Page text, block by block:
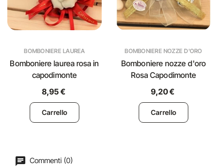
BOMBONIERE LAUREA
Bomboniere laurea rosa in
capodimonte
8,95 €
Carrello
BOMBONIERE NOZZE D'ORO
Bomboniere nozze d'oro
Rosa Capodimonte
9,20 €
Carrello
Commenti (0)